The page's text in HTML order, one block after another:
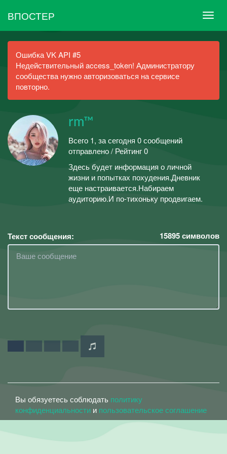
ВПОСТЕР
Ошибка VK API #5
Недействительный access_token! Администратору
сообщества нужно авторизоваться на сервисе
повторно.
rm™
Всего 1, за сегодня 0 сообщений
отправлено / Рейтинг 0
Здесь будет информация о личной
жизни и попытках похудения.Дневник
еще настраивается.Набираем
аудиторию.И по-тихоньку продвигаем.
Текст сообщения: 15895символов
Вы обязуетесь соблюдать политику
конфиденциальности и пользовательское соглашение